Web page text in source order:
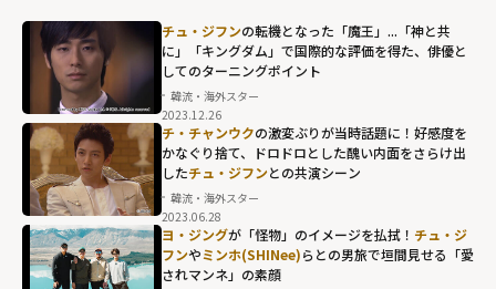
チュ・ジフンの転機となった「魔王」...「神と共
に」「キングダム」で国際的な評価を得た、俳優と
してのターニングポイント
韓流・海外スター
2023.12.26
チ・チャンウクの激変ぶりが当時話題に！好感度を
かなぐり捨て、ドロドロとした醜い内面をさらけ出
したチュ・ジフンとの共演シーン
韓流・海外スター
2023.06.28
ヨ・ジングが「怪物」のイメージを払拭！ チュ・ジ
フンやミンホ(SHINee)らとの男旅で垣間見せる「愛
されマンネ」の素顔